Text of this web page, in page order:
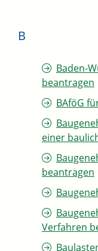
B
Baden-
beantragen
BAföG
einer
beantragen
Verfahren